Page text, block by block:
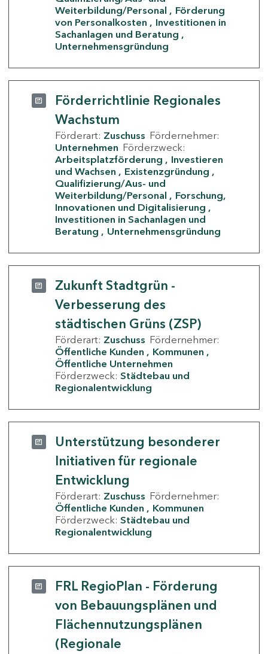
Weiterbildung/Personal
Förderung
von Personalkosten
Investitionen in
Sachanlagen und Beratung
Unternehmensgründung
Förderrichtlinie Regionales
Wachstum
Förderart: Zuschuss Fördernehmer:
Unternehmen Förderzweck:
Arbeitsplatzförderung
Investieren
und Wachsen
Existenzgründung
Qualifizierung/Aus- und
Weiterbildung/Personal
Forschung,
Innovationen und Digitalisierung
Investitionen in Sachanlagen und
Beratung
Unternehmensgründung
Zukunft Stadtgrün -
Verbesserung des
städtischen Grüns (ZSP)
Förderart: Zuschuss Fördernehmer:
Öffentliche Kunden
Kommunen
Öffentliche Unternehmen
Förderzweck: Städtebau und
Regionalentwicklung
Unterstützung besonderer
Initiativen für regionale
Entwicklung
Förderart: Zuschuss Fördernehmer:
Öffentliche Kunden
Kommunen
Förderzweck: Städtebau und
Regionalentwicklung
FRL RegioPlan - Förderung
von Bebauungsplänen und
Flächennutzungsplänen
(Regionale